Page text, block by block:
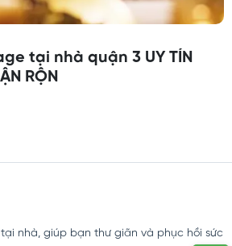
tại nhà quận 3 UY TÍN
RỘN
nhà, giúp bạn thư giãn và phục hồi sức